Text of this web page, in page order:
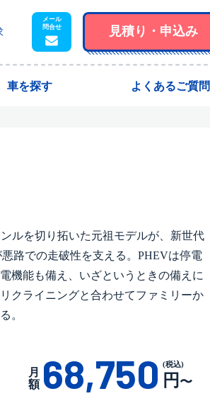
見積り・ 申込み
車を探す よくあるご質問
ルを切り拓いた元祖モデルが、新世代
路での走破性を支える。PHEVは停電
機能も備え、いざというときの備えに
クライニングと合わせてファミリーか
。
月
額 68,750 (税込)
円 〜